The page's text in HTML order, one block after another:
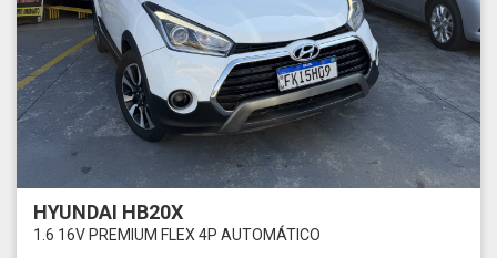
HYUNDAI HB20X
1.6 16V PREMIUM FLEX 4P AUTOMÁTICO